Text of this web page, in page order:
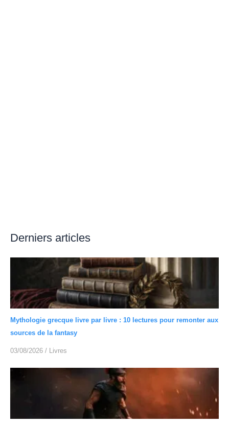
Derniers articles
Mythologie grecque livre par livre : 10 lectures pour remonter aux
sources de la fantasy
03/08/2026 / Livres